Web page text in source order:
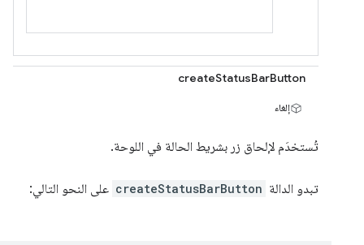
createStatusBarButton
إلغاء
تُستخدَم لإلحاق زر بشريط الحالة في اللوحة.
تبدو الدالة createStatusBarButton على النحو التالي: